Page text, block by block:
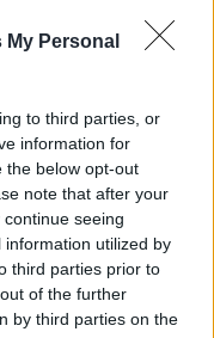
Personal
to third parties, or
information for
the below opt-out
note that after your
seeing
utilized by
third parties prior to
of the further
by third parties on the
korlátozás